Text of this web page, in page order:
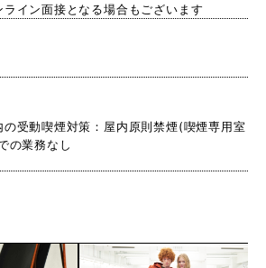
ライン面接となる場合もございます
受動喫煙対策：屋内原則禁煙(喫煙専用室
の業務なし